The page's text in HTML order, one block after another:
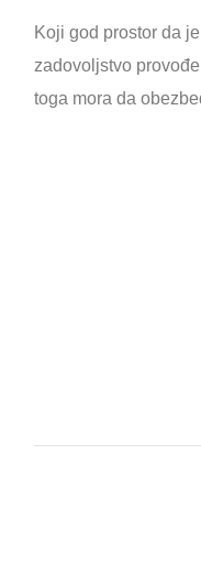
Koji god prostor da
zadovoljstvo
toga mora da